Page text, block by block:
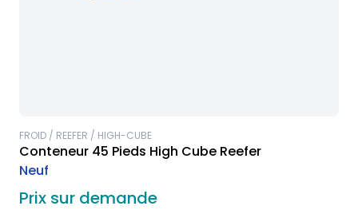
FROID / REEFER / HIGH-CUBE
Conteneur 45 Pieds High Cube Reefer
Neuf
Prix sur demande